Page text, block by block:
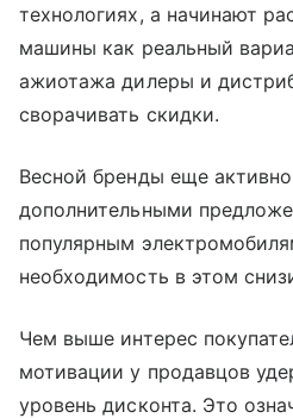
технологиях, а начинают
машины как реальный
ажиотажа дилеры и
сворачивать скидки.
Весной бренды еще
дополнительными
популярным
необходимость в этом
Чем выше интерес
мотивации у продавцов
уровень дисконта. Это